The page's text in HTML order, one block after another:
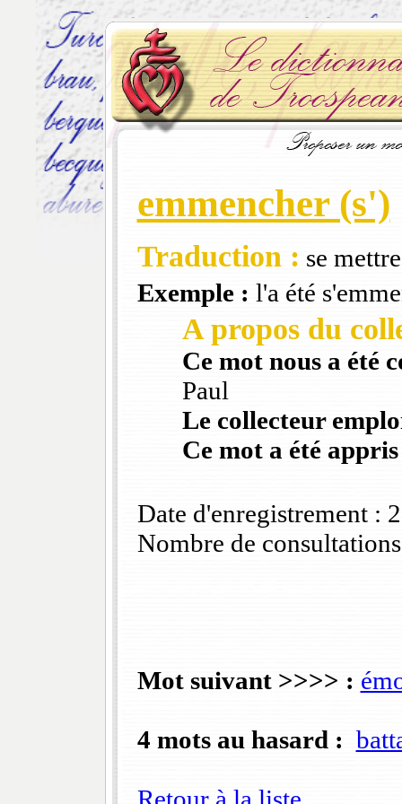
emmencher (s')
Traduction : se
Exemple : l'a été
A propos du
Ce mot nous a été
Paul
Le collecteur
Ce mot a été
Date d'enregistrement :
Nombre de
Mot suivant >>>> :
4 mots au hasard :